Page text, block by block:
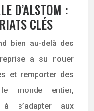
D’ALSTOM :
CLÉS
bien au-delà des
a su nouer
et remporter des
monde entier,
s’adapter aux